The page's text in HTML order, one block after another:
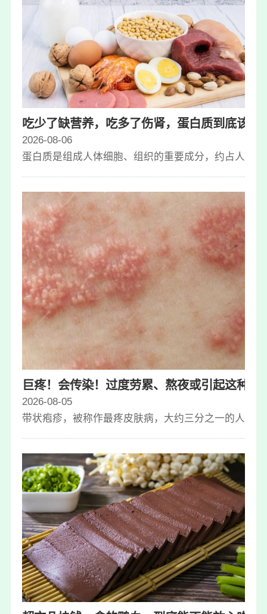
吃少了缺营养，吃多了伤肾，蛋白质到底该怎
2026-08-06
蛋白质是组成人体细胞、组织的重要成分，约占人体
巨疼！会传染！过度劳累、熬夜或引起这种病
2026-08-05
带状疱疹，被称作最疼皮肤病，大约三分之一的人一